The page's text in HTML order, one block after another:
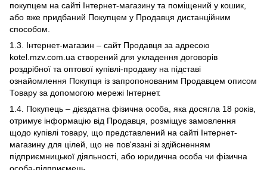
покупцем на сайті Інтернет-магазину та поміщений у кошик,
або вже придбаний Покупцем у Продавця дистанційним
способом.
1.3. Інтернет-магазин – сайт Продавця за адресою
kotel.mzv.com.ua створений для укладення договорів
роздрібної та оптової купівлі-продажу на підставі
ознайомлення Покупця із запропонованим Продавцем описом
Товару за допомогою мережі Інтернет.
1.4. Покупець – дієздатна фізична особа, яка досягла 18 років,
отримує інформацію від Продавця, розміщує замовлення
щодо купівлі товару, що представлений на сайті Інтернет-
магазину для цілей, що не пов'язані зі здійсненням
підприємницької діяльності, або юридична особа чи фізична